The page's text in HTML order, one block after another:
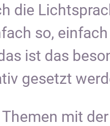
die
so,
ist das
gesetzt
Themen mit